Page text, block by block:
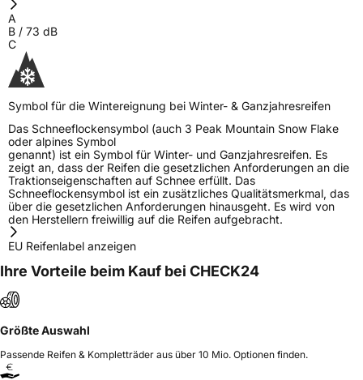
A
B / 73 dB
C
Symbol für die Wintereignung bei Winter- & Ganzjahresreifen
Das Schneeflockensymbol (auch 3 Peak Mountain Snow Flake
oder alpines Symbol
genannt) ist ein Symbol für Winter- und Ganzjahresreifen. Es
zeigt an, dass der Reifen die gesetzlichen Anforderungen an die
Traktionseigenschaften auf Schnee erfüllt. Das
Schneeflockensymbol ist ein zusätzliches Qualitätsmerkmal, das
über die gesetzlichen Anforderungen hinausgeht. Es wird von
den Herstellern freiwillig auf die Reifen aufgebracht.
EU Reifenlabel anzeigen
Ihre Vorteile beim Kauf bei CHECK24
Größte Auswahl
Passende Reifen & Kompletträder aus über 10 Mio. Optionen finden.